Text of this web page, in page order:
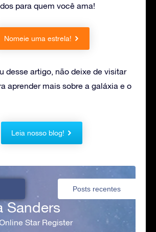
para quem você ama!
Nomeie uma estrela!
desse artigo, não deixe de visitar
aprender mais sobre a galáxia e o
Leia nosso blog!
Posts recentes
Sanders
Star Register